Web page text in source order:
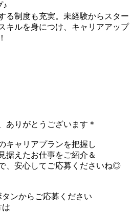
♪
る制度も充実。未経験からスター
キルを身につけ、キャリアアップ
ありがとうございます＊
キャリアプランを把握し
据えたお仕事をご紹介＆
、安心してご応募くださいね◎
ンからご応募ください
は